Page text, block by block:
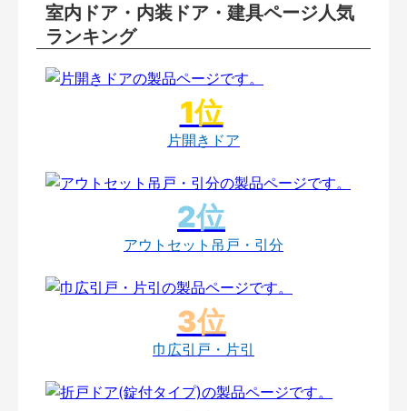
室内ドア・内装ドア・建具ページ人気
ランキング
片開きドア
アウトセット吊戸・引分
巾広引戸・片引